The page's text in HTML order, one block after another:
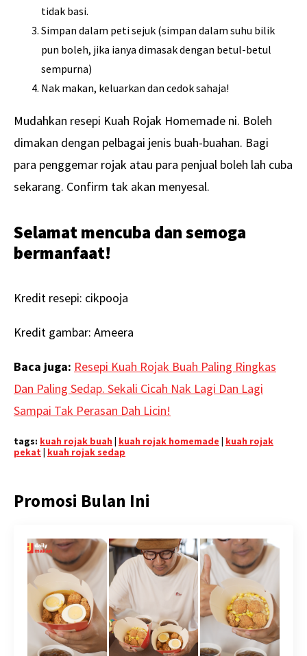
tidak basi.
Simpan dalam peti sejuk (simpan dalam suhu bilik
pun boleh, jika ianya dimasak dengan betul-betul
sempurna)
Nak makan, keluarkan dan cedok sahaja!
Mudahkan resepi Kuah Rojak Homemade ni. Boleh
dimakan dengan pelbagai jenis buah-buahan. Bagi
para penggemar rojak atau para penjual boleh lah cuba
sekarang. Confirm tak akan menyesal.
Selamat mencuba dan semoga
bermanfaat!
Kredit resepi: cikpooja
Kredit gambar: Ameera
Baca juga: Resepi Kuah Rojak Buah Paling Ringkas
Dan Paling Sedap. Sekali Cicah Nak Lagi Dan Lagi
Sampai Tak Perasan Dah Licin!
tags: kuah rojak buah kuah rojak homemade
kuah rojak
pekat
kuah rojak sedap
Promosi Bulan Ini